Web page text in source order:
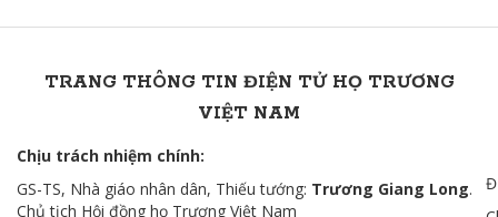
TRANG THÔNG TIN ĐIỆN TỬ HỌ TRƯƠNG
VIỆT NAM
Chịu trách nhiệm chính:
GS-TS, Nhà giáo nhân dân, Thiếu tướng: Trương Giang Long.
Chủ tịch Hội đồng họ Trương Việt Nam